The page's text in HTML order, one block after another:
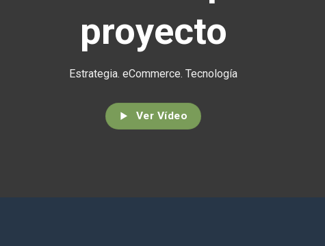
proyecto
Estrategia. eCommerce. Tecnología
Ver Vídeo